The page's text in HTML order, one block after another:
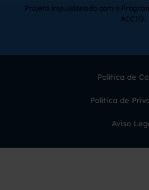
Projeto impulsionado com o
ACCIÓ.
Política de
Política de
Aviso